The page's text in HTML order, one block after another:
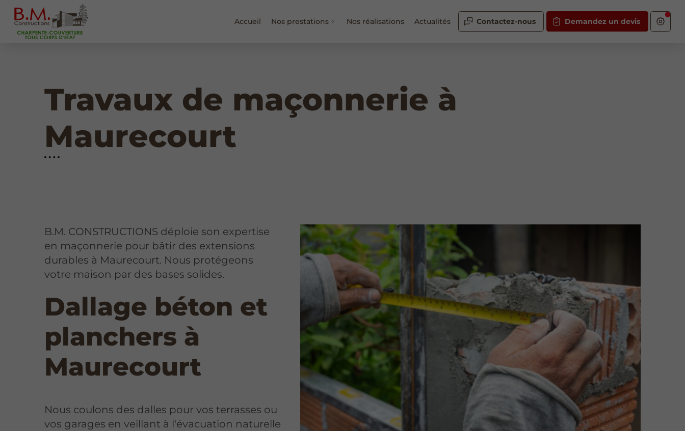
Accueil Nos prestations Nos réalisations Actualités Contactez-nous Demandez un devis
Travaux de maçonnerie à
Maurecourt
B.M. CONSTRUCTIONS déploie son expertise
en maçonnerie pour bâtir des extensions
durables à Maurecourt. Nous protégeons
votre maison par des bases solides.
Dallage béton et
planchers à
Maurecourt
Nous coulons des dalles pour vos terrasses ou
vos garages en veillant à l'évacuation naturelle